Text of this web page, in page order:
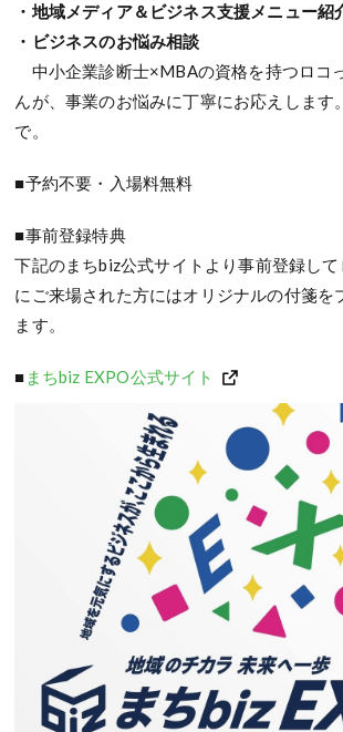
・地域メディア＆ビジネス支援メニュー紹
・ビジネスのお悩み相談
中小企業診断士×MBAの資格を持つロコ
んが、事業のお悩みに丁寧にお応えします
で。
■予約不要・入場料無料
■事前登録特典
下記のまちbiz公式サイトより事前登録し
にご来場された方にはオリジナルの付箋を
ます。
■ まちbiz EXPO公式サイト